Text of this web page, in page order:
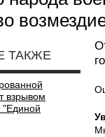
ТАКЖЕ
взрывом
"Единой